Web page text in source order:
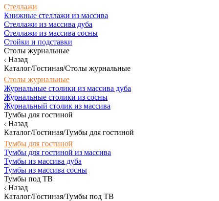
Стеллажи
Книжные стеллажи из массива
Стеллажи из массива дуба
Стеллажи из массива сосны
Стойки и подставки
Столы журнальные
Назад
Каталог/Гостиная/Столы журнальные
Столы журнальные
Журнальные столики из массива дуба
Журнальные столики из сосны
Журнальный столик из массива
Тумбы для гостиной
Назад
Каталог/Гостиная/Тумбы для гостиной
Тумбы для гостиной
Тумбы для гостиной из массива
Тумбы из массива дуба
Тумбы из массива сосны
Тумбы под ТВ
Назад
Каталог/Гостиная/Тумбы под ТВ